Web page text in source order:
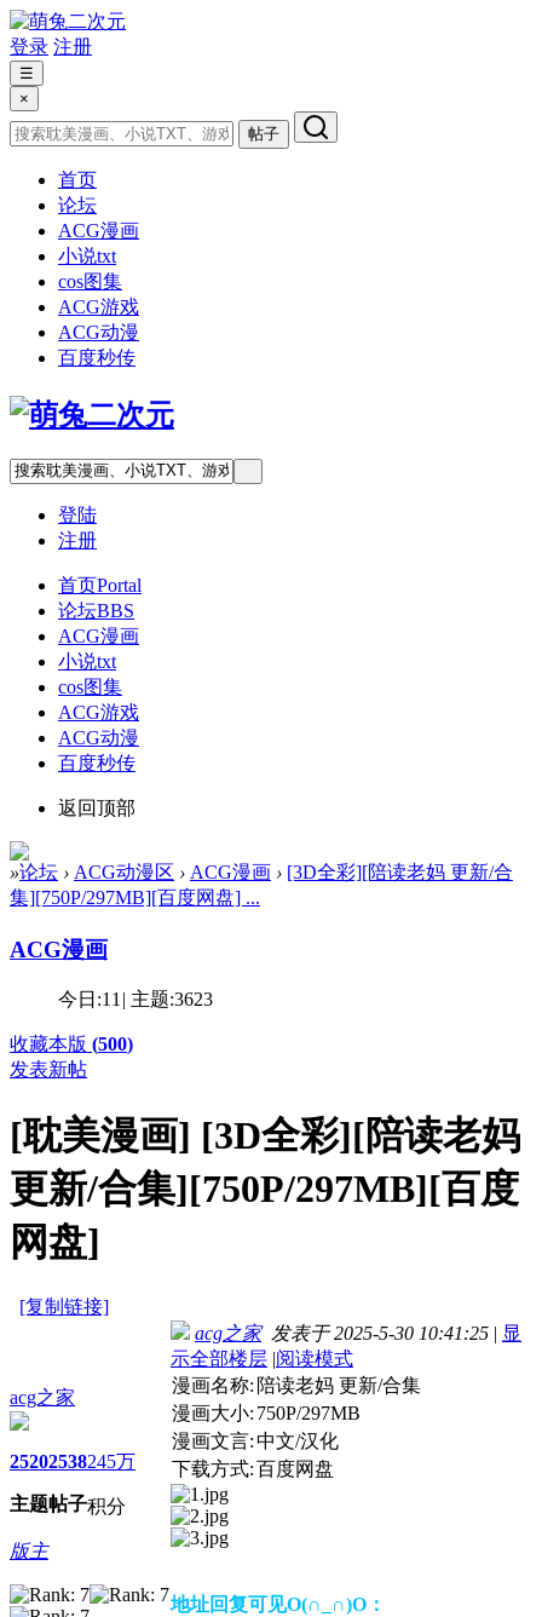
登录 注册
☰
×
帖子
首页
论坛
ACG漫画
小说txt
cos图集
ACG游戏
ACG动漫
百度秒传
登陆
注册
首页Portal
论坛BBS
ACG漫画
小说txt
cos图集
ACG游戏
ACG动漫
百度秒传
返回顶部
»论坛 › ACG动漫区 › ACG漫画 › [3D全彩][陪读老妈 更新/合
集][750P/297MB][百度网盘] ...
ACG漫画
今日:11 | 主题:3623
收藏本版 (500)
发表新帖
[耽美漫画] [3D全彩][陪读老妈
更新/合集][750P/297MB][百度
网盘]
[复制链接]
acg之家
2520
主题
2538
帖子
245万
积分
版主
acg之家发表于 2025-5-30 10:41:25 | 显
示全部楼层 |阅读模式
漫画名称: 陪读老妈 更新/合集
漫画大小: 750P/297MB
漫画文言:中文/汉化
下载方式:百度网盘
地址回复可见O(∩_∩)O：